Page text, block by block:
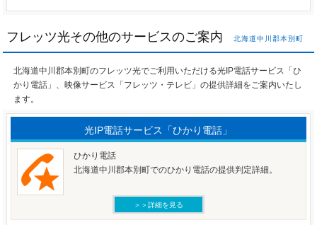
フレッツ光その他のサービスのご案内 北海道中川郡本別町
北海道中川郡本別町のフレッツ光でご利用いただける光IP電話サービス「ひ
かり電話」、映像サービス「フレッツ・テレビ」の提供詳細をご案内いたし
ます。
光IP電話サービス「ひかり電話」
ひかり電話
北海道中川郡本別町でのひかり電話の提供判定詳細。
＞＞詳細を見る